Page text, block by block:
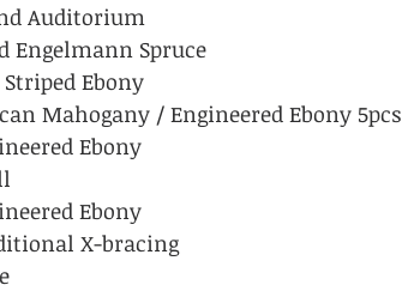
Auditorium
Engelmann Spruce
Striped Ebony
Mahogany / Engineered Ebony 5pcs
Ebony
Ebony
X-bracing